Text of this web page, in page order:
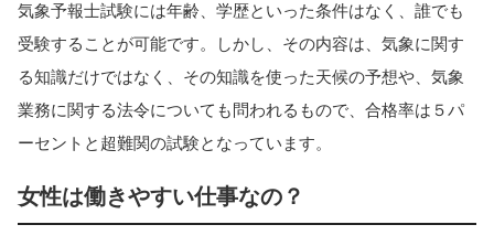
気象予報士試験には年齢、学歴といった条件はなく、誰でも
受験することが可能です。しかし、その内容は、気象に関す
る知識だけではなく、その知識を使った天候の予想や、気象
業務に関する法令についても問われるもので、合格率は５パ
ーセントと超難関の試験となっています。
女性は働きやすい仕事なの？